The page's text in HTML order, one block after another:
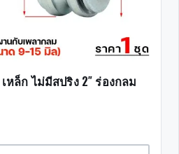
หล็ก ไม่มีสปริง 2″ ร่องกลม